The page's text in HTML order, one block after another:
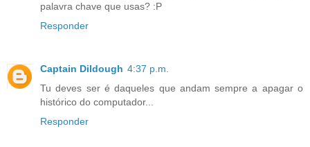
palavra chave que usas? :P
Responder
Captain Dildough 4:37 p.m.
Tu deves ser é daqueles que andam sempre a apagar o
histórico do computador...
Responder